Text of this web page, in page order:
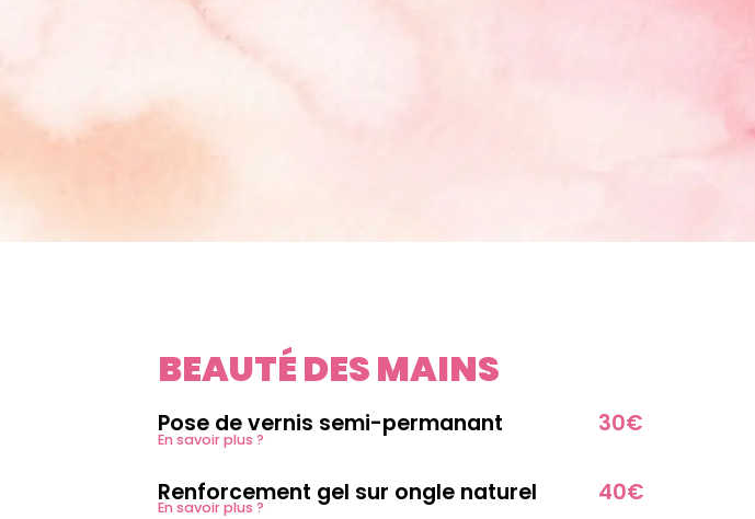
BEAUTÉ DES MAINS
Pose de vernis semi-permanant
En savoir plus ?
30€
Renforcement gel sur ongle naturel
En savoir plus ?
40€